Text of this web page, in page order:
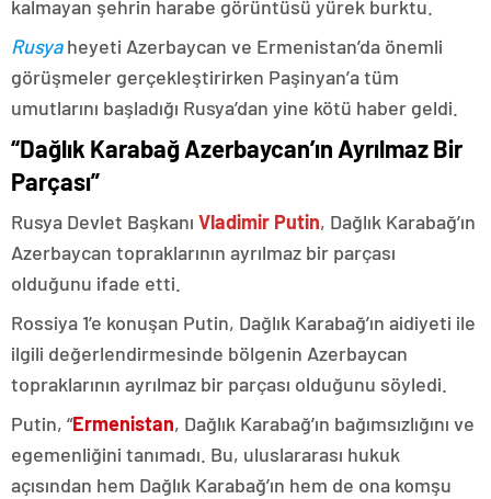
kalmayan şehrin harabe görüntüsü yürek burktu.
Rusyaheyeti Azerbaycan ve Ermenistan’da önemli
görüşmeler gerçekleştirirken Paşinyan’a tüm
umutlarını başladığı Rusya’dan yine kötü haber geldi.
“Dağlık Karabağ Azerbaycan’ın Ayrılmaz Bir
Parçası”
Rusya Devlet Başkanı Vladimir Putin, Dağlık Karabağ’ın
Azerbaycan topraklarının ayrılmaz bir parçası
olduğunu ifade etti.
Rossiya 1’e konuşan Putin, Dağlık Karabağ’ın aidiyeti ile
ilgili değerlendirmesinde bölgenin Azerbaycan
topraklarının ayrılmaz bir parçası olduğunu söyledi.
Putin, “Ermenistan, Dağlık Karabağ’ın bağımsızlığını ve
egemenliğini tanımadı. Bu, uluslararası hukuk
açısından hem Dağlık Karabağ’ın hem de ona komşu